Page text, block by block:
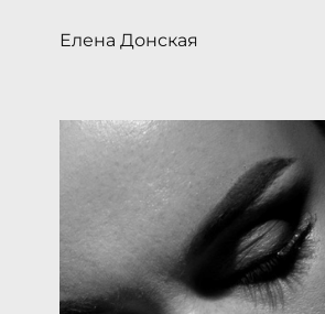
Елена Донская